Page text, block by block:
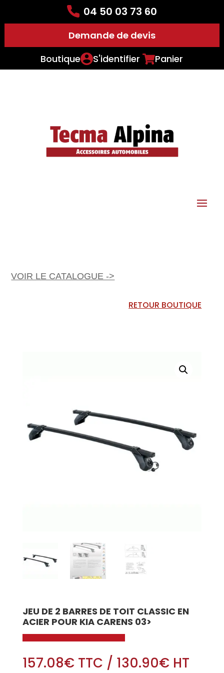
04 50 03 73 60
Demande de devis
Boutique
S'identifier Panier
VOIR LE CATALOGUE ->
RETOUR BOUTIQUE
JEU DE 2 BARRES DE TOIT CLASSIC EN
ACIER POUR KIA CARENS 03>
157.08€TTC / 130.90€HT